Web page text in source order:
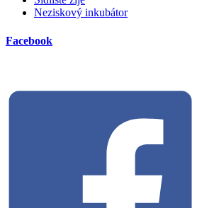
Neziskový inkubátor
Facebook